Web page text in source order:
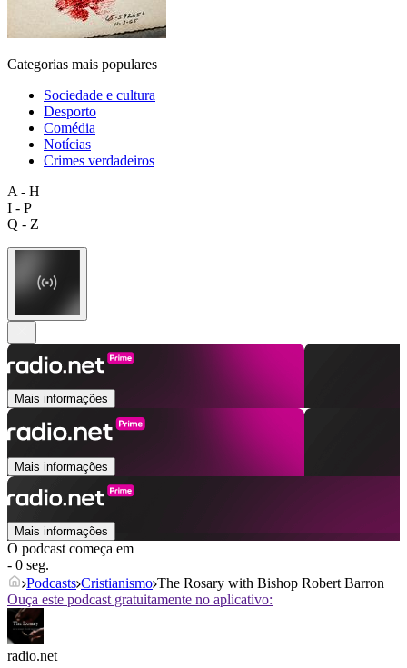
Categorias mais populares
Sociedade e cultura
Desporto
Comédia
Notícias
Crimes verdadeiros
A - H
I - P
Q - Z
Mais informações
Mais informações
Mais informações
O podcast começa em
- 0 seg.
Podcasts Cristianismo The Rosary with Bishop Robert Barron
Ouça este podcast gratuitamente no aplicativo:
radio.net